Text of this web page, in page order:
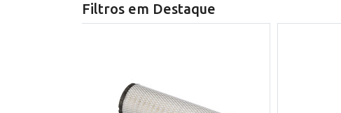
Filtros em Destaque